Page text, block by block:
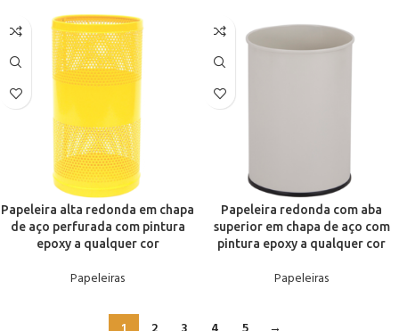
Papeleira alta redonda em chapa
de aço perfurada com pintura
epoxy a qualquer cor
Papeleiras
Papeleira redonda com aba
superior em chapa de aço com
pintura epoxy a qualquer cor
Papeleiras